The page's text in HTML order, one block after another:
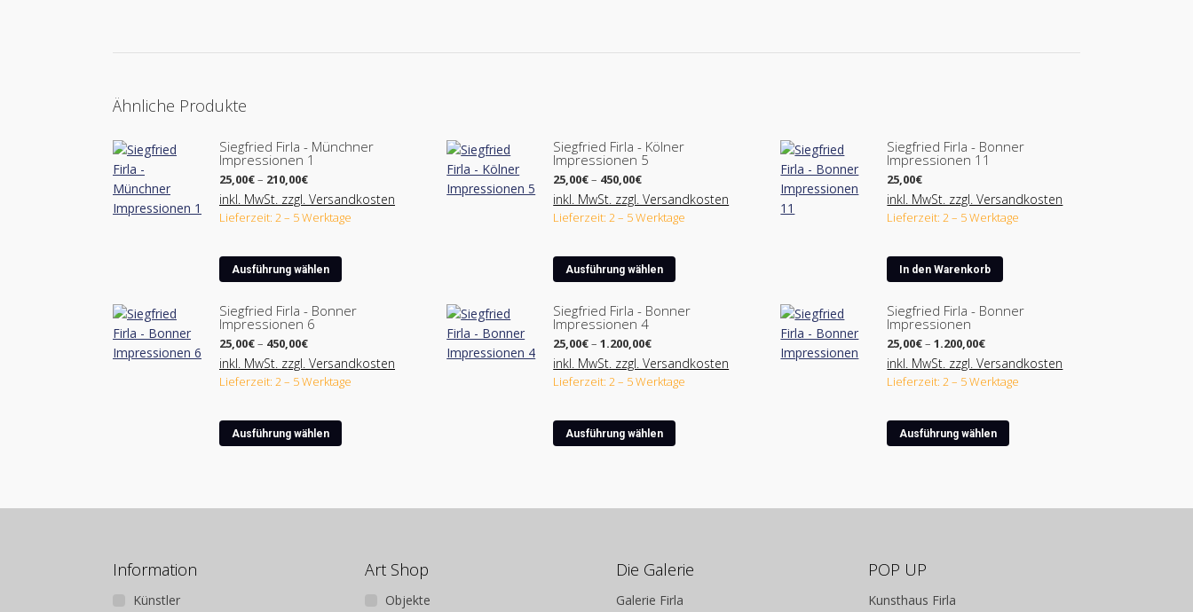
Ähnliche Produkte
Siegfried Firla - Münchner
Impressionen 1
25,00€– 210,00€Preisspanne:
25,00€
bis
210,00€
inkl. MwSt. zzgl. Versandkosten
Lieferzeit: 2 – 5 Werktage
Ausführung wählen
Dieses
Produkt
auf.
Die
können
auf
Siegfried Firla - Kölner
Impressionen 5
25,00€– 450,00€Preisspanne:
25,00€
bis
450,00€
inkl. MwSt. zzgl. Versandkosten
Lieferzeit: 2 – 5 Werktage
Ausführung wählen
Dieses
Produkt
auf.
Die
können
auf
Siegfried Firla - Bonner
Impressionen 11
25,00€
inkl. MwSt. zzgl. Versandkosten
Lieferzeit: 2 – 5 Werktage
In den Warenkorb
Siegfried Firla - Bonner
Impressionen 6
25,00€– 450,00€Preisspanne:
25,00€
bis
450,00€
inkl. MwSt. zzgl. Versandkosten
Lieferzeit: 2 – 5 Werktage
Ausführung wählen
Dieses
Produkt
Varianten
Optionen
Siegfried Firla - Bonner
Impressionen 4
25,00€–1.200,00€Preisspanne:
25,00€
bis
1.200,00€
inkl. MwSt. zzgl. Versandkosten
Lieferzeit: 2 – 5 Werktage
Ausführung wählen
Dieses
Produkt
Varianten
Optionen
auf
Siegfried Firla - Bonner
Impressionen
25,00€–1.200,00€Preisspanne:
25,00€
bis
1.200,00€
inkl. MwSt. zzgl. Versandkosten
Lieferzeit: 2 – 5 Werktage
Ausführung wählen
Dieses
Produkt
Varianten
Information
Künstler
Art Shop
Objekte
Die Galerie
Galerie Firla
POP UP
Kunsthaus Firla